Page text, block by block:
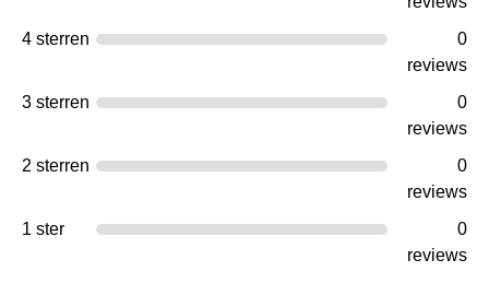
4 sterren
0
reviews
3 sterren
0
reviews
2 sterren
0
reviews
1 ster
0
reviews